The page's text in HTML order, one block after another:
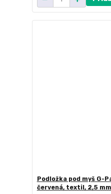
Podložka pod myš G-
červená, textil, 2,5